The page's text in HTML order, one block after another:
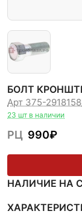
БОЛТ
Арт 375-2918158
23 шт в наличии
РЦ 990₽
НАЛИЧИЕ НА